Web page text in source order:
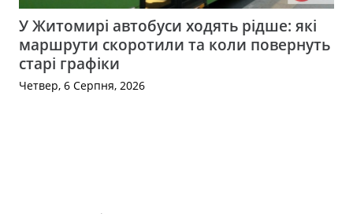
У Житомирі автобуси ходять рідше: які
маршрути скоротили та коли повернуть
старі графіки
Четвер, 6 Серпня, 2026